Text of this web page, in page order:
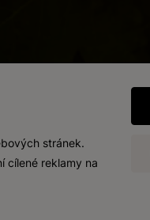
stránek.
cílené reklamy na